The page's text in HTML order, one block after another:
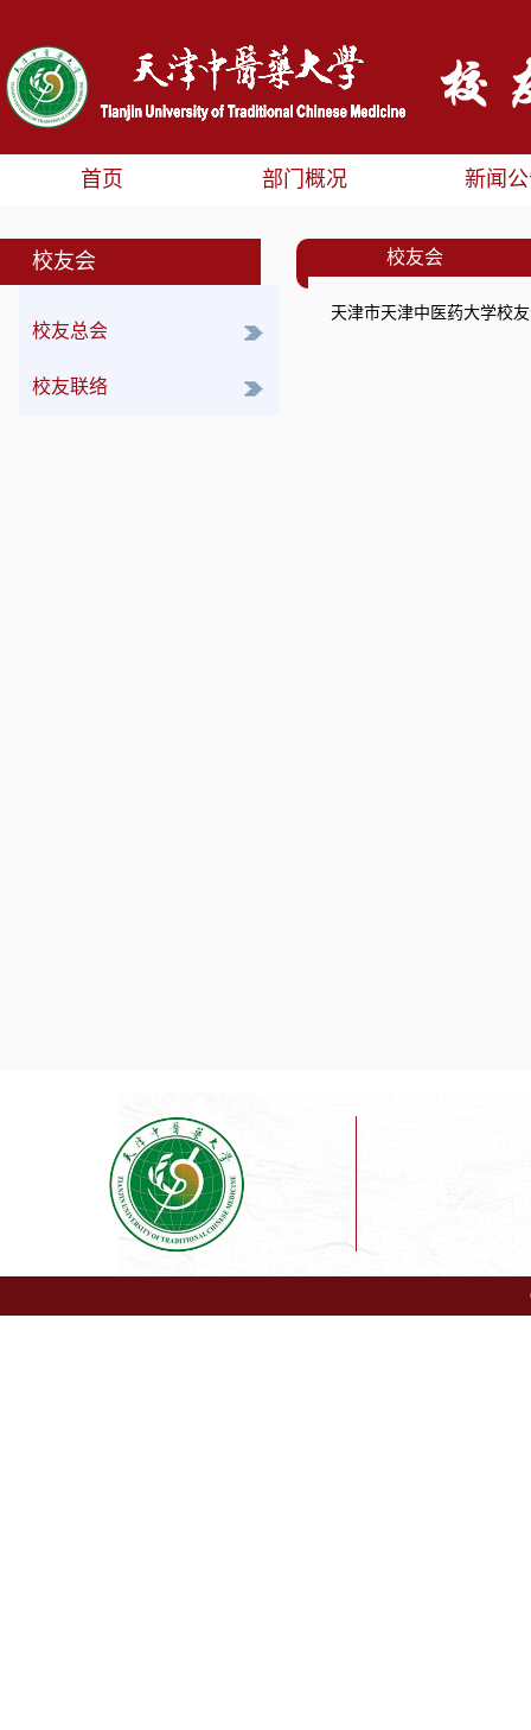
首页 部门概况 新闻
校友会
校友总会
总会章程
规章制度
校友联络
校友会
天津市天津中医药大学校